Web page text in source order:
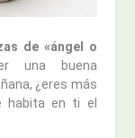
de «ángel o
una buena
¿eres más
habita en ti el